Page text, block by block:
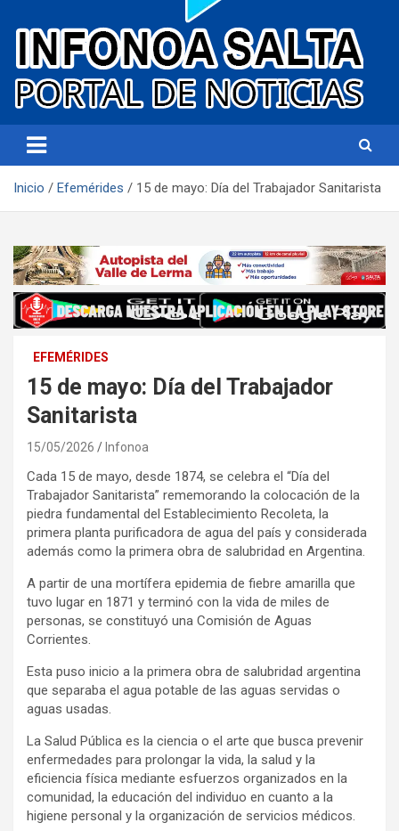
Infonoa Salta
Inicio Efemérides 15 de mayo: Día del Trabajador Sanitarista
EFEMÉRIDES
15 de mayo: Día del Trabajador
Sanitarista
15/05/2026 Infonoa
Cada 15 de mayo, desde 1874, se celebra el “Día del
Trabajador Sanitarista” rememorando la colocación de la
piedra fundamental del Establecimiento Recoleta, la
primera planta purificadora de agua del país y considerada
además como la primera obra de salubridad en Argentina.
A partir de una mortífera epidemia de fiebre amarilla que
tuvo lugar en 1871 y terminó con la vida de miles de
personas, se constituyó una Comisión de Aguas
Corrientes.
Esta puso inicio a la primera obra de salubridad argentina
que separaba el agua potable de las aguas servidas o
aguas usadas.
La Salud Pública es la ciencia o el arte que busca prevenir
enfermedades para prolongar la vida, la salud y la
eficiencia física mediante esfuerzos organizados en la
comunidad, la educación del individuo en cuanto a la
higiene personal y la organización de servicios médicos.